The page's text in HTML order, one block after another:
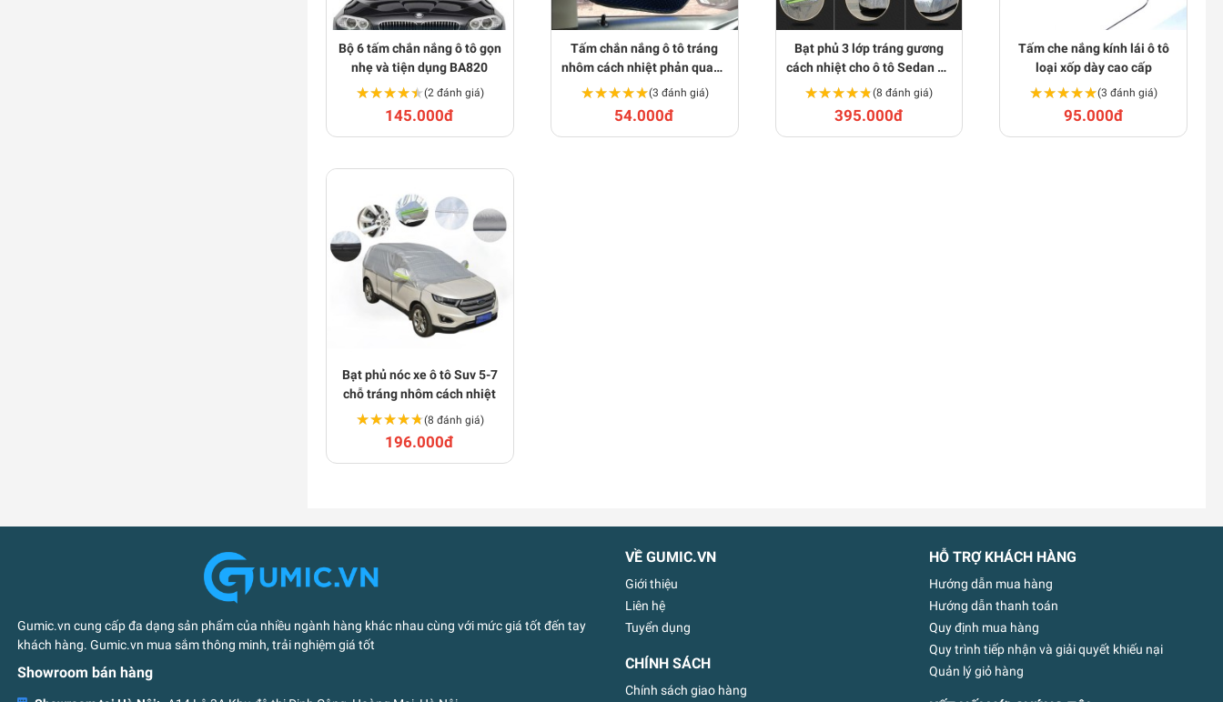
Bộ 6 tấm chắn nắng ô tô gọn
nhẹ và tiện dụng BA820
★★★★★
★★★★★(2 đánh giá)
145.000đ
Tấm chắn nắng ô tô tráng
nhôm cách nhiệt phản quang
BA819
★★★★★
★★★★★(3 đánh giá)
54.000đ
Bạt phủ 3 lớp tráng gương
cách nhiệt cho ô tô Sedan 4 -
5 chỗ loại dày P117
★★★★★
★★★★★(8 đánh giá)
395.000đ
Tấm che nắng kính lái ô tô
loại xốp dày cao cấp
★★★★★
★★★★★(3 đánh giá)
95.000đ
Bạt phủ nóc xe ô tô Suv 5-7
chỗ tráng nhôm cách nhiệt
★★★★★
★★★★★(8 đánh giá)
196.000đ
Gumic.vn cung cấp đa dạng sản phẩm của nhiều ngành hàng khác nhau cùng với mức giá tốt đến tay
khách hàng. Gumic.vn mua sắm thông minh, trải nghiệm giá tốt
Showroom bán hàng
VỀ GUMIC.VN
Giới thiệu
Liên hệ
Tuyển dụng
CHÍNH SÁCH
Chính sách giao hàng
HỖ TRỢ KHÁCH HÀNG
Hướng dẫn mua hàng
Hướng dẫn thanh toán
Quy định mua hàng
Quy trình tiếp nhận và giải quyết khiếu nại
Quản lý giỏ hàng